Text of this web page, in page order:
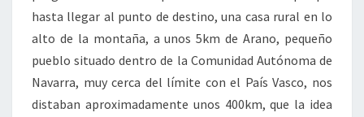
hasta llegar al punto de destino, una casa rural en lo
alto de la montaña, a unos 5km de Arano, pequeño
pueblo situado dentro de la Comunidad Autónoma de
Navarra, muy cerca del límite con el País Vasco, nos
distaban aproximadamente unos 400km, que la idea